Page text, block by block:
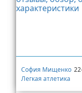
София Мищенко
Легкая атлетика